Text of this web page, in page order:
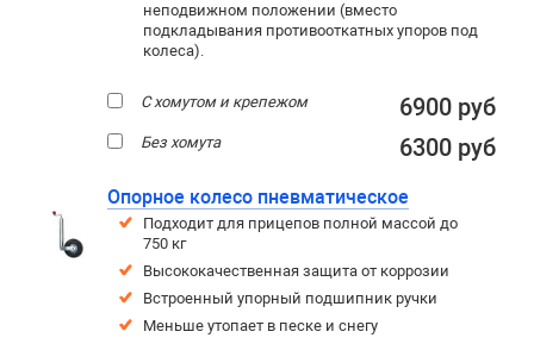
неподвижном положении (вместо
подкладывания противооткатных упоров под
колеса).
С хомутом и крепежом 6900 руб
Без хомута 6300 руб
Опорное колесо пневматическое
Подходит для прицепов полной массой до
750 кг
Высококачественная защита от коррозии
Встроенный упорный подшипник ручки
Меньше утопает в песке и снегу